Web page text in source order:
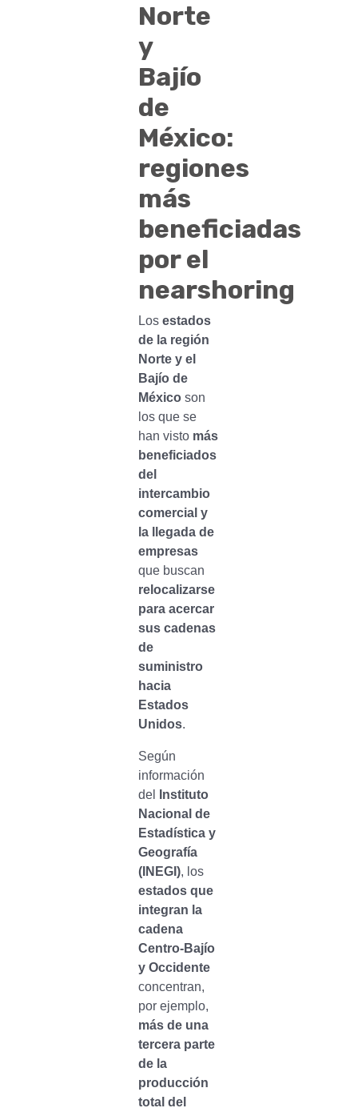
Norte
y
Bajío
de
México:
regiones
más
beneficiadas
por el
nearshoring
Los estados
de la región
Norte y el
Bajío de
Méxicoson
los que se
han visto más
beneficiados
del
intercambio
comercial y
la llegada de
empresas
que buscan
relocalizarse
para acercar
sus cadenas
de
suministro
hacia
Estados
Unidos.
Según
información
del
Instituto
Nacional de
Estadística y
Geografía
(INEGI), los
estados que
integran la
cadena
Centro-Bajío
y Occidente
concentran,
por ejemplo,
más de una
tercera parte
de la
producción
total del